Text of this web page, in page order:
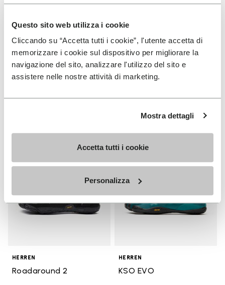
Questo sito web utilizza i cookie
Cliccando su “Accetta tutti i cookie”, l'utente accetta di
memorizzare i cookie sul dispositivo per migliorare la
navigazione del sito, analizzare l'utilizzo del sito e
assistere nelle nostre attività di marketing.
Mostra dettagli
Accetta tutti i cookie
Personalizza
HERREN
V-Run
+ 4 Farben
DAMEN
Roadaround 2
Add to wishlist Roadaround 2
HERREN
Roadaround 2
Add
HERREN
KSO EVO